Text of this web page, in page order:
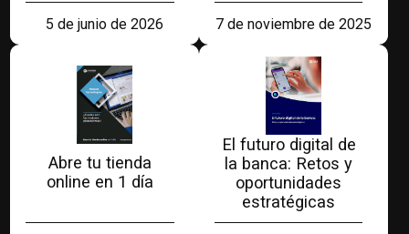
5 de junio de 2026 7 de noviembre de 2025
Abre tu tienda
online en 1 día
El futuro digital de
la banca: Retos y
oportunidades
estratégicas